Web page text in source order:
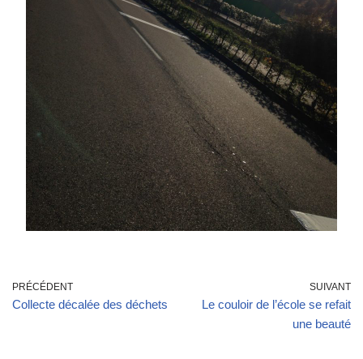
PRÉCÉDENT
Collecte décalée des déchets
SUIVANT
Le couloir de l’école se refait
une beauté